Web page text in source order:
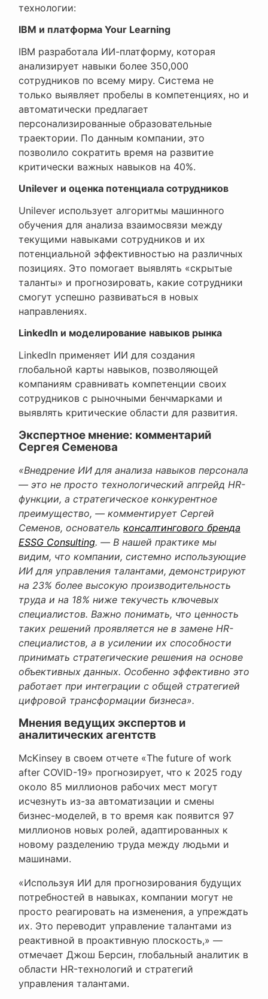
технологии:
IBM и платформа Your Learning
IBM разработала ИИ-платформу, которая
анализирует навыки более 350,000
сотрудников по всему миру. Система не
только выявляет пробелы в компетенциях, но и
автоматически предлагает
персонализированные образовательные
траектории. По данным компании, это
позволило сократить время на развитие
критически важных навыков на 40%.
Unilever и оценка потенциала сотрудников
Unilever использует алгоритмы машинного
обучения для анализа взаимосвязи между
текущими навыками сотрудников и их
потенциальной эффективностью на различных
позициях. Это помогает выявлять «скрытые
таланты» и прогнозировать, какие сотрудники
смогут успешно развиваться в новых
направлениях.
LinkedIn и моделирование навыков рынка
LinkedIn применяет ИИ для создания
глобальной карты навыков, позволяющей
компаниям сравнивать компетенции своих
сотрудников с рыночными бенчмарками и
выявлять критические области для развития.
Экспертное мнение: комментарий
Сергея Семенова
«Внедрение ИИ для анализа навыков персонала
— это не просто технологический апгрейд HR-
функции, а стратегическое конкурентное
преимущество, — комментирует Сергей
Семенов, основатель консалтингового бренда
ESSG Consulting. — В нашей практике мы
видим, что компании, системно использующие
ИИ для управления талантами, демонстрируют
на 23% более высокую производительность
труда и на 18% ниже текучесть ключевых
специалистов. Важно понимать, что ценность
таких решений проявляется не в замене HR-
специалистов, а в усилении их способности
принимать стратегические решения на основе
объективных данных. Особенно эффективно это
работает при интеграции с общей стратегией
цифровой трансформации бизнеса».
Мнения ведущих экспертов и
аналитических агентств
McKinsey в своем отчете «The future of work
after COVID-19» прогнозирует, что к 2025 году
около 85 миллионов рабочих мест могут
исчезнуть из-за автоматизации и смены
бизнес-моделей, в то время как появится 97
миллионов новых ролей, адаптированных к
новому разделению труда между людьми и
машинами.
«Используя ИИ для прогнозирования будущих
потребностей в навыках, компании могут не
просто реагировать на изменения, а упреждать
их. Это переводит управление талантами из
реактивной в проактивную плоскость,» —
отмечает Джош Берсин, глобальный аналитик в
области HR-технологий и стратегий
управления талантами.